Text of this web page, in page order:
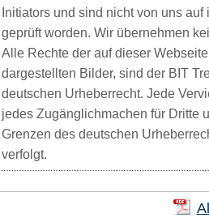
Initiators und sind nicht von uns
geprüft worden. Wir übernehmen
Alle Rechte der auf dieser
dargestellten Bilder, sind der BIT
deutschen Urheberrecht. Jede
jedes Zugänglichmachen für Dritte
Grenzen des deutschen
verfolgt.